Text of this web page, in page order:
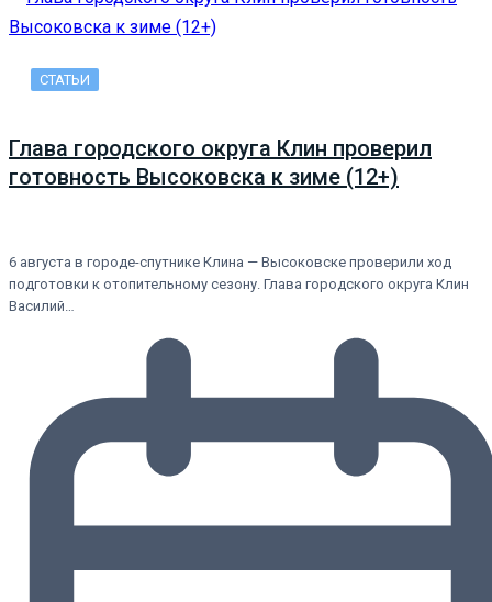
СТАТЬИ
Глава городского округа Клин проверил
готовность Высоковска к зиме (12+)
6 августа в городе-спутнике Клина — Высоковске проверили ход
подготовки к отопительному сезону. Глава городского округа Клин
Василий…